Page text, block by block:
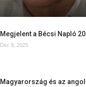
Megjelent a Bécsi Napló
Dec 9, 2025
Magyarország és az